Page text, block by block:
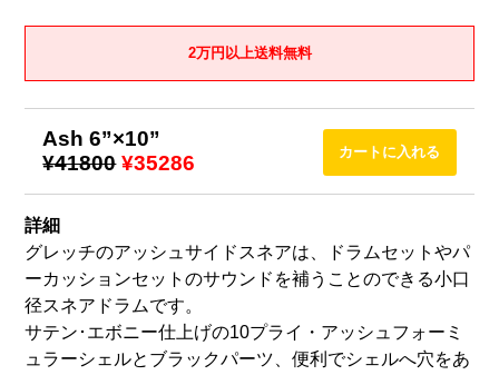
2万円以上送料無料
Ash 6”×10”
¥41800 ¥35286
詳細
グレッチのアッシュサイドスネアは、ドラムセットやパ
ーカッションセットのサウンドを補うことのできる小口
径スネアドラムです。
サテン･エボニー仕上げの10プライ・アッシュフォーミ
ュラーシェルとブラックパーツ、便利でシェルへ穴をあ